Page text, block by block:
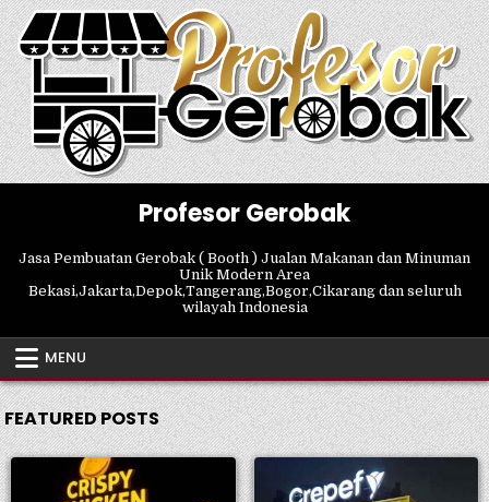
Skip
to
content
Profesor Gerobak
Jasa Pembuatan Gerobak ( Booth ) Jualan Makanan dan Minuman
Unik Modern Area
Bekasi,Jakarta,Depok,Tangerang,Bogor,Cikarang dan seluruh
wilayah Indonesia
MENU
FEATURED POSTS